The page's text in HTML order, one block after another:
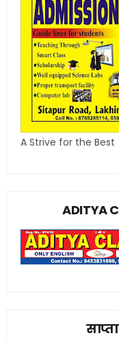
A Strive for the Best
ADITYA